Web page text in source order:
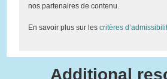
nos partenaires de contenu.
En savoir plus sur les critères
Additional